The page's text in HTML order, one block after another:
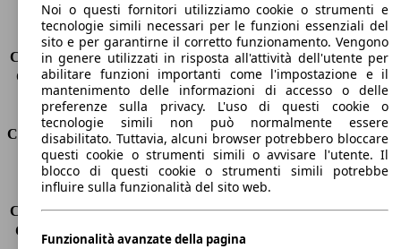
Sedili
5
Carico sul tetto
-
Capacità di traino (senza freni) -
Capacità di traino (con freni)
3500 kg
Volume del bagagliaio
690 - 2010 l
Consumi
Emissioni di CO2*
199 g/km (komb.)
Consumo (urbano)
-
Consumo (extra-urbano) -
Consumo (combinato)*
7.5 l/100km
Noi o questi fornitori utilizziamo cookie o strumenti e
tecnologie simili necessari per le funzioni essenziali del
sito e per garantirne il corretto funzionamento. Vengono
in genere utilizzati in risposta all'attività dell'utente per
abilitare funzioni importanti come l'impostazione e il
mantenimento delle informazioni di accesso o delle
preferenze sulla privacy. L'uso di questi cookie o
tecnologie simili non può normalmente essere
disabilitato. Tuttavia, alcuni browser potrebbero bloccare
questi cookie o strumenti simili o avvisare l'utente. Il
blocco di questi cookie o strumenti simili potrebbe
influire sulla funzionalità del sito web.
Funzionalità avanzate della pagina